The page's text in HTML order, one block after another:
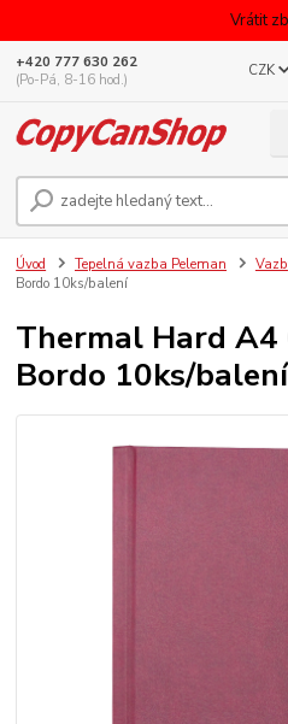
Vrátit
CZK
+420 777 630 262
(Po-Pá, 8-16 hod.)
Úvod Tepelná vazba Peleman
Bordo 10ks/balení
Thermal Hard A4
Bordo 10ks/balení